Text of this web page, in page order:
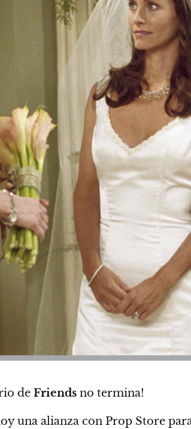
de Friends no termina!
una alianza con Prop Store